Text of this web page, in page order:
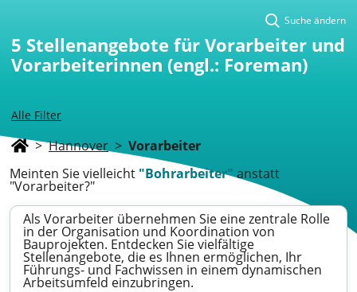
Alle Filter
Suche ändern
5 Stellenangebote für Vorarbeiter und
Vorarbeiterinnen (engl.: Foreman)
> Hannover > Vorarbeiter
Meinten Sie vielleicht "Bohrarbeiter"anstatt
"Vorarbeiter?"
Als Vorarbeiter übernehmen Sie eine zentrale Rolle
in der Organisation und Koordination von
Bauprojekten. Entdecken Sie vielfältige
Stellenangebote, die es Ihnen ermöglichen, Ihr
Führungs- und Fachwissen in einem dynamischen
Arbeitsumfeld einzubringen.